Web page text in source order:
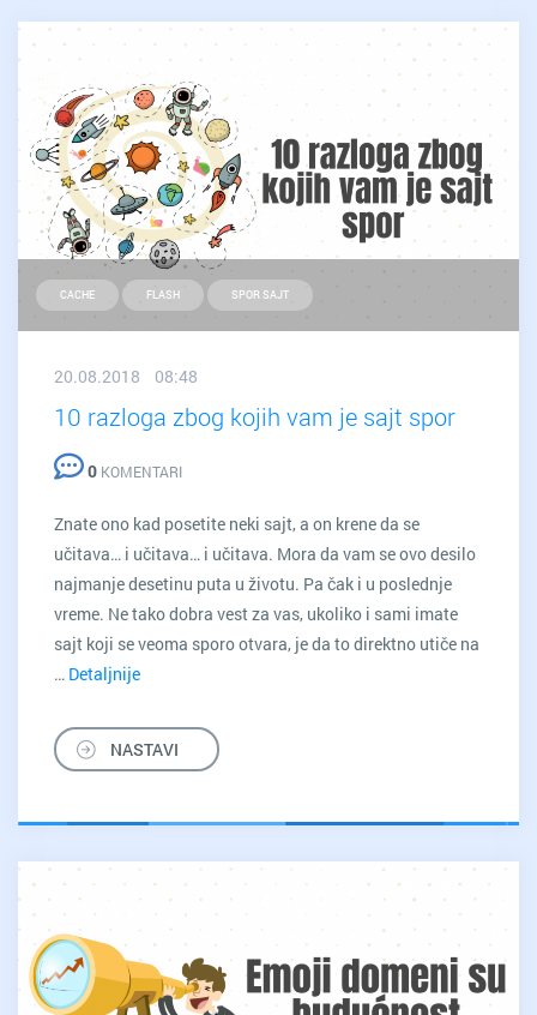
redizajn
sajta
CACHE FLASH SPOR SAJT
20.08.2018 08:48
10 razloga zbog kojih vam je sajt spor
0 KOMENTARI
Znate ono kad posetite neki sajt, a on krene da se
učitava… i učitava… i učitava. Mora da vam se ovo desilo
najmanje desetinu puta u životu. Pa čak i u poslednje
vreme. Ne tako dobra vest za vas, ukoliko i sami imate
sajt koji se veoma sporo otvara, je da to direktno utiče na
… Detaljnije
zbog
kojih
je
spor
NASTAVI